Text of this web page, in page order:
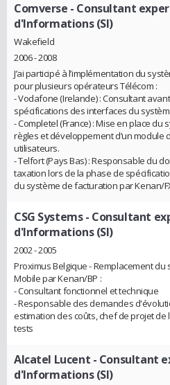
Comverse - Consultant
d'Informations (SI)
Wakefield
2006 - 2008
J’ai participé à l’implémentation du
pour plusieurs opérateurs Télécom :
- Vodafone (Irelande) : Consultant
spécifications des interfaces du
- Completel (France) : Mise en place
règles et développement d’un module
utilisateurs.
- Telfort (Pays Bas) : Responsable du
taxation lors de la phase de
du système de facturation par Kenan/
CSG Systems- Consultant
d'Informations (SI)
2002 - 2005
Proximus Belgique - Remplacement
Mobile par Kenan/BP :
- Consultant fonctionnel et technique
- Responsable des demandes
estimation des coûts, chef de projet
tests
Alcatel Lucent - Consultant
d'Informations (SI)